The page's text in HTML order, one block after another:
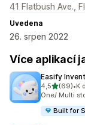
41 Flatbush Ave.,
Uvedena
26. srpen 2022
Více aplikací
Easify
4,5z 5 hvězd
(69)
Celkový •K
One/ Multi
Built for